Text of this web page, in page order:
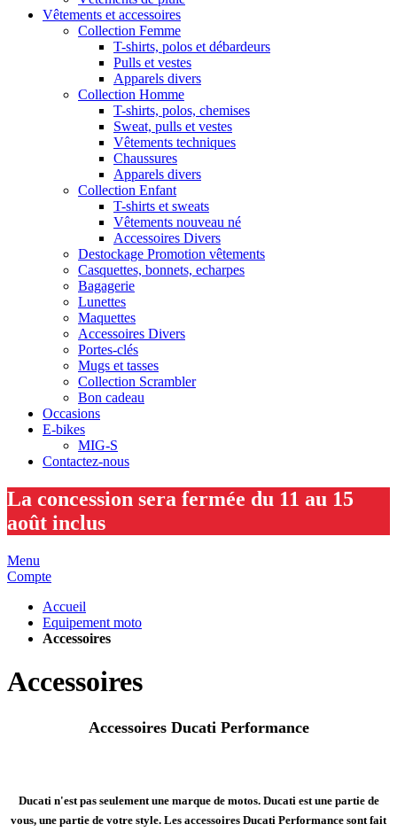
Vêtements et accessoires
Collection Femme
T-shirts, polos et débardeurs
Pulls et vestes
Apparels divers
Collection Homme
T-shirts, polos, chemises
Sweat, pulls et vestes
Vêtements techniques
Chaussures
Apparels divers
Collection Enfant
T-shirts et sweats
Vêtements nouveau né
Accessoires Divers
Destockage Promotion vêtements
Casquettes, bonnets, echarpes
Bagagerie
Lunettes
Maquettes
Accessoires Divers
Portes-clés
Mugs et tasses
Collection Scrambler
Bon cadeau
Occasions
E-bikes
MIG-S
Contactez-nous
La concession sera fermée du 11 au 15
août inclus
Menu
Compte
Accueil
Equipement moto
Accessoires
Accessoires
Accessoires Ducati Performance
Ducati n'est pas seulement une marque de motos. Ducati est une partie de
vous, une partie de votre style. Les accessoires Ducati Performance sont fait